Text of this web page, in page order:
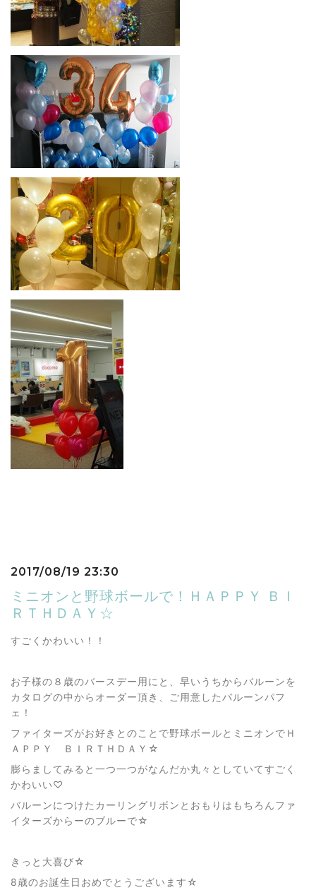
2017/08/19 23:30
ミニオンと野球ボールで！ＨＡＰＰＹ ＢＩ
ＲＴＨＤＡＹ☆
すごくかわいい！！
お子様の８歳のバースデー用にと、早いうちからバルーンを
カタログの中からオーダー頂き、ご用意したバルーンパフ
ェ！
ファイターズがお好きとのことで野球ボールとミニオンでＨ
ＡＰＰＹ ＢＩＲＴＨＤＡＹ☆
膨らましてみると一つ一つがなんだか丸々としていてすごく
かわいい♡
バルーンにつけたカーリングリボンとおもりはもちろんファ
イターズからーのブルーで☆
きっと大喜び☆
8歳のお誕生日おめでとうございます☆